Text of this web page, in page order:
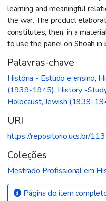
learning and meaningful
the war. The product
constitutes, then, in a
to use the panel on Shoah in
Palavras-chave
História - Estudo e ensino,
(1939-1945), History -
Holocaust, Jewish (1939-
URI
https://repositorio.ucs.br/
Coleções
Mestrado Profissional em
Página do item